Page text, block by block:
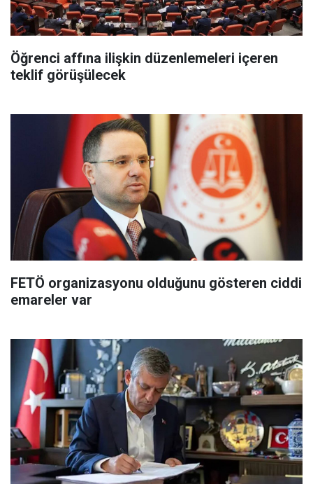
Öğrenci affına ilişkin düzenlemeleri içeren
teklif görüşülecek
FETÖ organizasyonu olduğunu gösteren ciddi
emareler var